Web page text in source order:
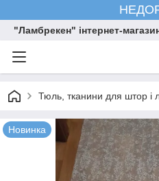
"Ламбрекен" інтернет-
Тюль, тканини для штор і
Новинка